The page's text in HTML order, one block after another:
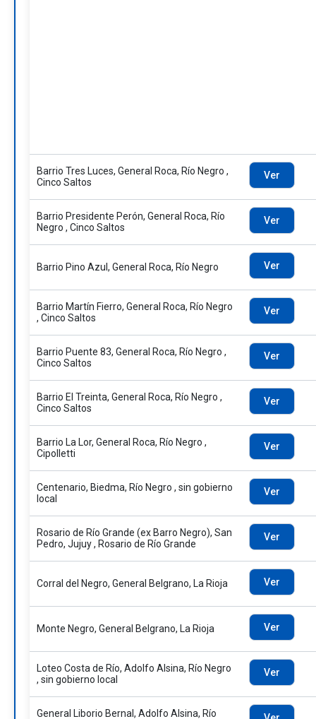
Barrio Tres Luces, General Roca, Río Negro ,
Cinco Saltos
Ver
Barrio Presidente Perón, General Roca, Río
Negro , Cinco Saltos
Ver
Barrio Pino Azul, General Roca, Río Negro Ver
Barrio Martín Fierro, General Roca, Río Negro
, Cinco Saltos
Ver
Barrio Puente 83, General Roca, Río Negro ,
Cinco Saltos
Ver
Barrio El Treinta, General Roca, Río Negro ,
Cinco Saltos
Ver
Barrio La Lor, General Roca, Río Negro ,
Cipolletti
Ver
Centenario, Biedma, Río Negro , sin gobierno
local
Ver
Rosario de Río Grande (ex Barro Negro), San
Pedro, Jujuy , Rosario de Río Grande
Ver
Corral del Negro, General Belgrano, La Rioja Ver
Monte Negro, General Belgrano, La Rioja Ver
Loteo Costa de Río, Adolfo Alsina, Río Negro
, sin gobierno local
Ver
General Liborio Bernal, Adolfo Alsina, Río